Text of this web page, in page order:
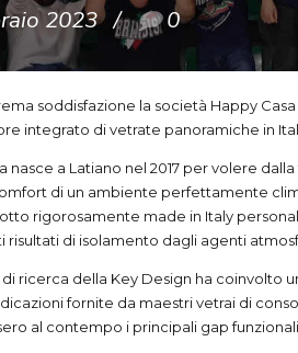
2023 0
soddisfazione la società Happy
integrato di vetrate panoramiche in
nasce a Latiano nel 2017 per volere
di un ambiente perfettamente
rigorosamente made in Italy
risultati di isolamento dagli agenti
di ricerca della Key Design ha coinvolto
fornite da maestri vetrai di
al contempo i principali gap